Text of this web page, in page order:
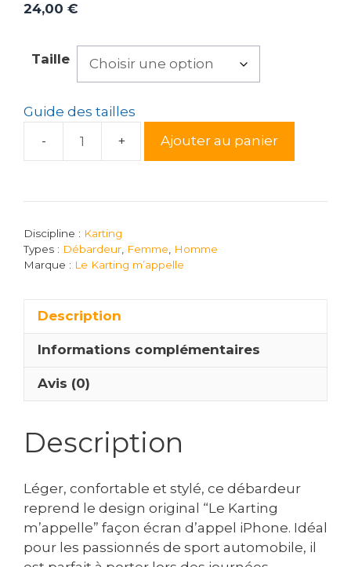
24,00 €
Taille
Guide des tailles
quantité
Karting
m’appelle
mettre
!
Ajouter au panier
Discipline : Karting
Types : Débardeur Femme
Homme
Marque : Le Karting m’appelle
Description
Informations complémentaires
Avis (0)
Description
Léger, confortable et stylé, ce débardeur
reprend le design original “Le Karting
m’appelle” façon écran d’appel iPhone. Idéal
pour les passionnés de sport automobile, il